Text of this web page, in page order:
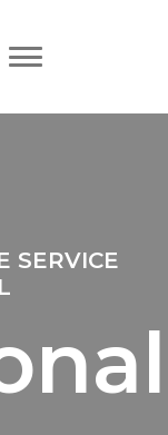
SERVICE